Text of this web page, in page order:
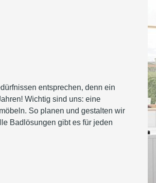
entsprechen, denn ein
Wichtig sind uns: eine
So planen und gestalten wir
Badlösungen gibt es für jeden